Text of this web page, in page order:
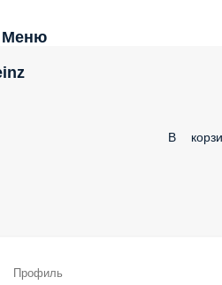
Меню
В
Профиль